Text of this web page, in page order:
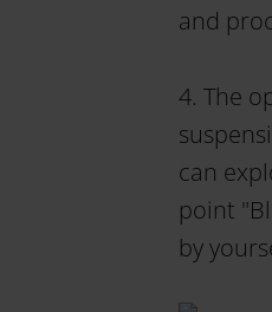
and
4. The
can
point
by